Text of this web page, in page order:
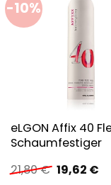
-10%
eLGON Affix 40
Schaumfestiger
21,80€
Preis
19,62 €